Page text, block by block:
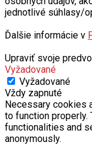
jednotlivé súhlasy/
Ďalšie informácie v
Upraviť svoje
Vyžadované
Vyžadované
Vždy zapnuté
Necessary cookies
to function
functionalities and
anonymously.